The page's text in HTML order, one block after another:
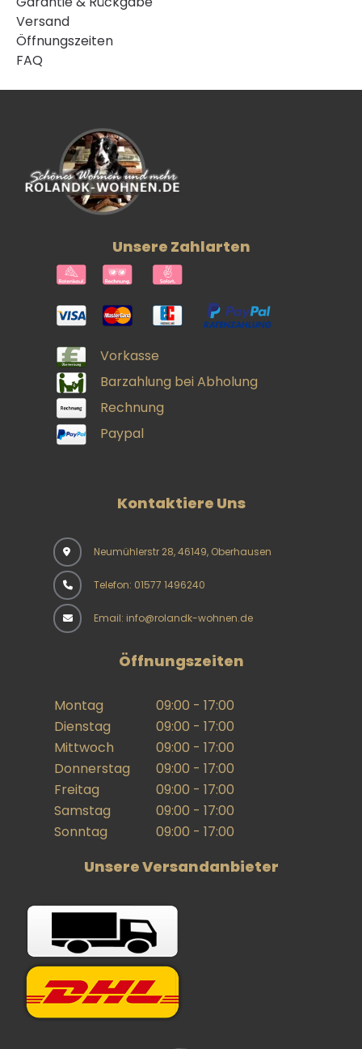
Versand
Öffnungszeiten
FAQ
Unsere Zahlarten
Vorkasse
Barzahlung bei Abholung
Rechnung
Paypal
Kontaktiere Uns
Neumühlerstr 28, 46149, Oberhausen
Telefon: 01577 1496240
Email: info@rolandk-wohnen.de
Öffnungszeiten
Montag
09:00 - 17:00
Dienstag
09:00 - 17:00
Mittwoch
09:00 - 17:00
Donnerstag
09:00 - 17:00
Freitag
09:00 - 17:00
Samstag
09:00 - 17:00
Sonntag
09:00 - 17:00
Unsere Versandanbieter